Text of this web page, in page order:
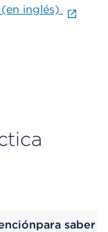
inglés)
saber